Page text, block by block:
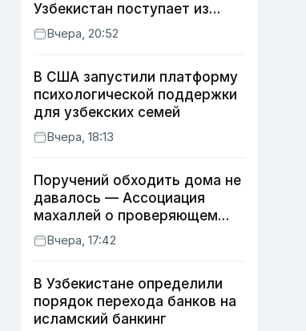
Узбекистан поступает из
Индии
Вчера, 20:52
В США запустили платформу
психологической поддержки
для узбекских семей
Вчера, 18:13
Поручений обходить дома не
давалось — Ассоциация
махаллей о проверяющем
хокиме
Вчера, 17:42
В Узбекистане определили
порядок перехода банков на
исламский банкинг